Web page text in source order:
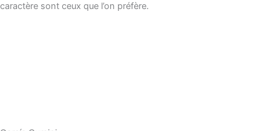
caractère sont ceux que l’on préfère.